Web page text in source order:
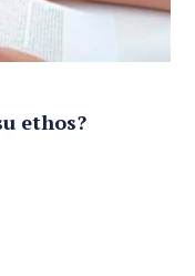
ethos?